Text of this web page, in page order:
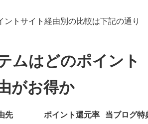
ントサイト経由別の比較は下記の通り
ムはどのポイント
がお得か
先 ポイント還元率
当ブログ特